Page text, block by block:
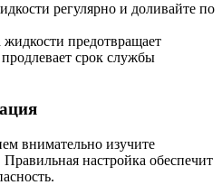
регулярно и доливайте по
предотвращает
срок службы
внимательно изучите
настройка обеспечит